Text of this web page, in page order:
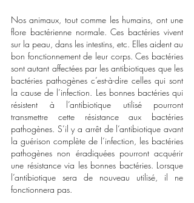
Nos animaux, tout comme les humains, ont une
flore bactérienne normale. Ces bactéries vivent
sur la peau, dans les intestins, etc. Elles aident au
bon fonctionnement de leur corps. Ces bactéries
sont autant affectées par les antibiotiques que les
bactéries pathogènes c’est-à-dire celles qui sont
la cause de l’infection. Les bonnes bactéries qui
résistent à l’antibiotique utilisé pourront
transmettre cette résistance aux bactéries
pathogènes. S’il y a arrêt de l’antibiotique avant
la guérison complète de l’infection, les bactéries
pathogènes non éradiquées pourront acquérir
une résistance via les bonnes bactéries. Lorsque
l’antibiotique sera de nouveau utilisé, il ne
fonctionnera pas.